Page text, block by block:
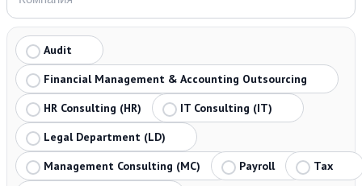
Audit
Financial Management & Accounting Outsourcing
HR Consulting (HR)
IT Consulting (IT)
Legal Department (LD)
Management Consulting (MC)
Payroll
Tax